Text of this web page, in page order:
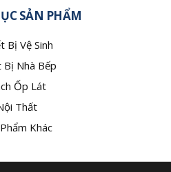
SẢN PHẨM
Bị Vệ Sinh
Bị Nhà Bếp
Ốp Lát
Thất
Khác